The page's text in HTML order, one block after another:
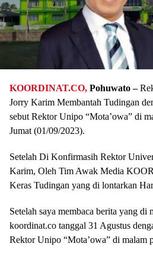
KOORDINAT.CO, Pohuwato –
Jorry Karim Membantah Tudingan
sebut Rektor Unipo “Mota’owa” di
Jumat (01/09/2023).
Setelah Di Konfirmasih Rektor
Karim, Oleh Tim Awak Media
Keras Tudingan yang di lontarkan
Setelah saya membaca berita yang di
koordinat.co tanggal 31 Agustus
Rektor Unipo “Mota’owa” di malam